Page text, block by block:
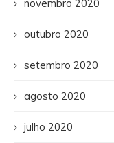
novembro 2020
outubro 2020
setembro 2020
agosto 2020
julho 2020